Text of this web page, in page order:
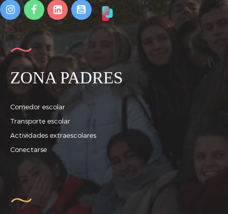
ZONA PADRES
Comedor escolar
Transporte escolar
Actividades extraescolares
Conectarse